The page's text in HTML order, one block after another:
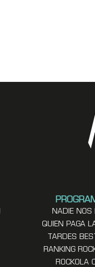
NADIE NOS
QUIEN PAGA
TARDES
RANKING
ROCKOLA